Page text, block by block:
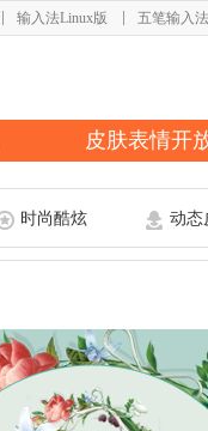
输入法Linux版 五笔输入法
皮肤表情开
时尚酷炫 动态